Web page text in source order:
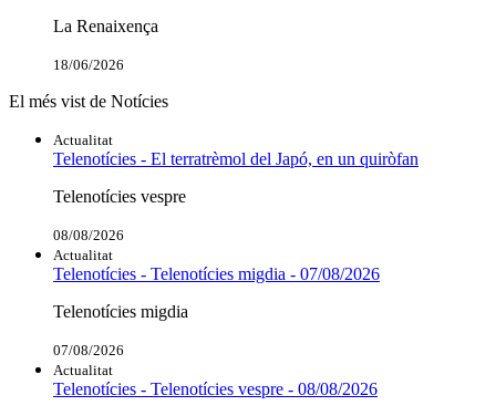
La Renaixença
18/06/2026
El més vist de Notícies
Actualitat
Telenotícies - El terratrèmol del Japó, en un quiròfan
Telenotícies vespre
08/08/2026
Actualitat
Telenotícies - Telenotícies migdia - 07/08/2026
Telenotícies migdia
07/08/2026
Actualitat
Telenotícies - Telenotícies vespre - 08/08/2026